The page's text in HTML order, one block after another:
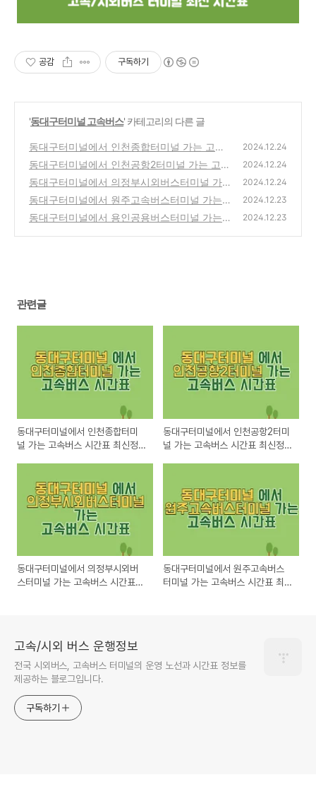
공감 구독하기
'동대구터미널 고속버스' 카테고리의 다른 글
동대구터미널에서 인천종합터미널 가는 고속
버스 시간표 최신정보
(0)
2024.12.24
동대구터미널에서 인천공항2터미널 가는 고속
버스 시간표 최신정보
(0)
2024.12.24
동대구터미널에서 의정부시외버스터미널 가
는 고속버스 시간표 최신정보
(0)
2024.12.24
동대구터미널에서 원주고속버스터미널 가는
고속버스 시간표 최신정보
(0)
2024.12.23
동대구터미널에서 용인공용버스터미널 가는
2024.12.23
관련글
동대구터미널에서 인천종합터미
널 가는 고속버스 시간표 최신정
동대구터미널에서 인천공항2터미
널 가는 고속버스 시간표 최신정
동대구터미널에서 의정부시외버
스터미널 가는 고속버스 시간표
동대구터미널에서 원주고속버스
터미널 가는 고속버스 시간표 최
고속/시외 버스 운행정보
전국 시외버스, 고속버스 터미널의 운영 노선과 시간표 정보를
제공하는 블로그입니다.
구독하기